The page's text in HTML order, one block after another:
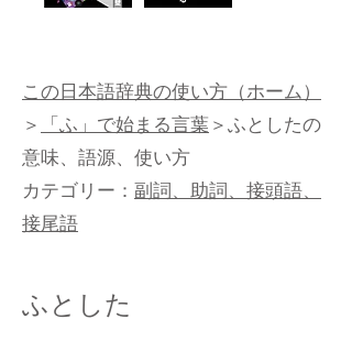
この日本語辞典の使い方（ホーム）
＞「ふ」で始まる言葉＞ふとしたの
意味、語源、使い方
カテゴリー： 副詞、助詞、接頭語、
接尾語
ふとした